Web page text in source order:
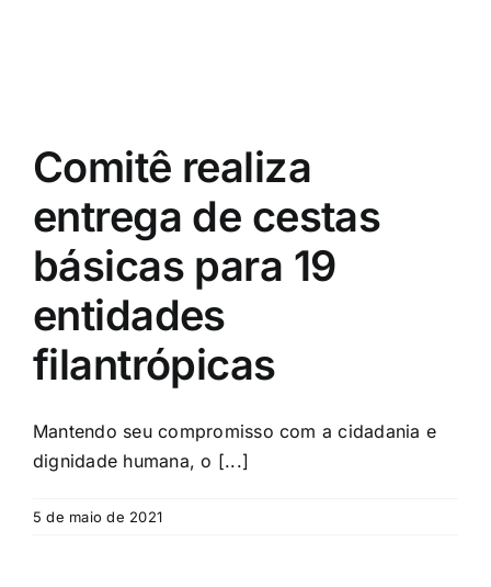
Comitê realiza
entrega de cestas
básicas para 19
entidades
filantrópicas
Mantendo seu compromisso com a cidadania e
dignidade humana, o [...]
5 de maio de 2021